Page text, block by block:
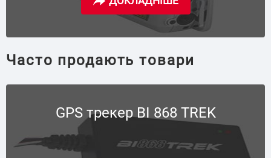
Часто продають товари
GPS трекер BI 868 TREK